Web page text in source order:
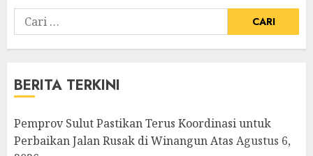
Cari
untuk:
BERITA TERKINI
Pemprov Sulut Pastikan Terus Koordinasi untuk
Perbaikan Jalan Rusak di Winangun Atas Agustus 6,